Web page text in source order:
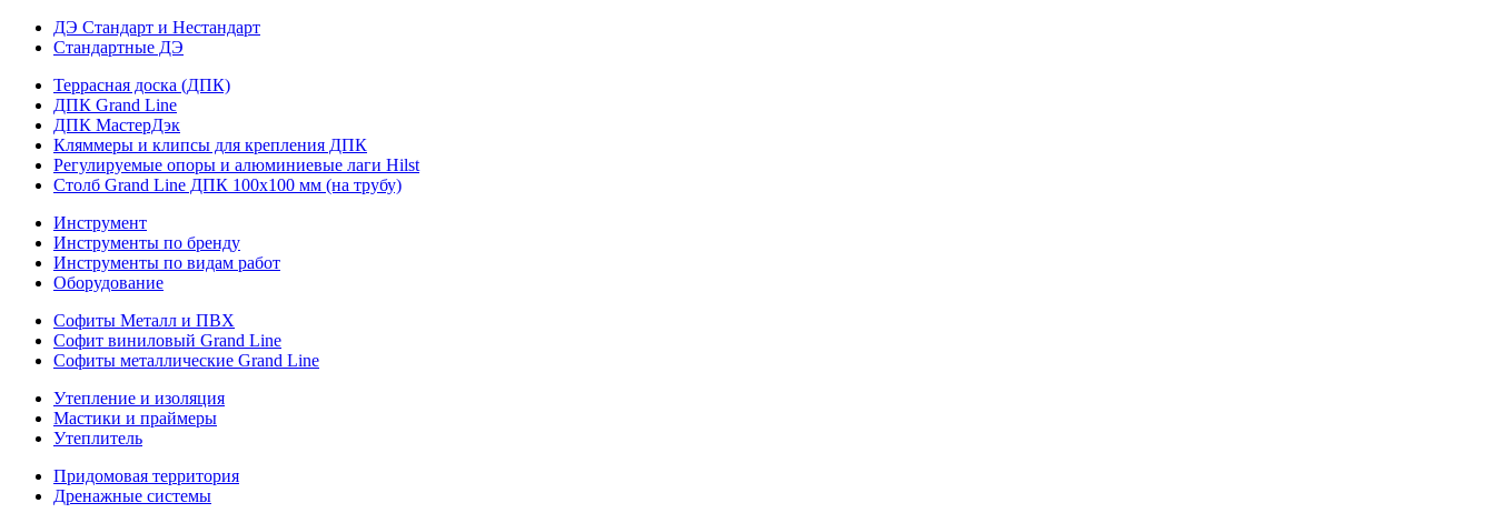
ДЭ Стандарт и Нестандарт
Стандартные ДЭ
Террасная доска (ДПК)
ДПК Grand Line
ДПК МастерДэк
Кляммеры и клипсы для крепления ДПК
Регулируемые опоры и алюминиевые лаги Hilst
Столб Grand Line ДПК 100х100 мм (на трубу)
Инструмент
Инструменты по бренду
Инструменты по видам работ
Оборудование
Софиты Металл и ПВХ
Софит виниловый Grand Line
Софиты металлические Grand Line
Утепление и изоляция
Мастики и праймеры
Утеплитель
Придомовая территория
Дренажные системы